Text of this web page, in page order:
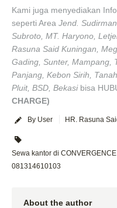
Kami juga menyediakan
seperti Area Jend.
Subroto, MT. Haryono,
Rasuna Said Kuningan,
Gading, Sunter, Mampang,
Panjang, Kebon Sirih,
Pluit, BSD, Bekasibisa
CHARGE)
By User HR. Rasuna
Sewa kantor di
081314610103
About the author